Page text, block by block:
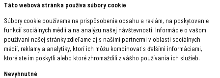
Táto webová stránka používa súbory cookie
Súbory cookie používame na prispôsobenie obsahu a reklám, na poskytovanie
funkcií sociálnych médií a na analýzu našej návštevnosti. Informácie o vašom
používaní našej stránky zdieľame aj s našimi partnermi v oblasti sociálnych
médií, reklamy a analytiky, ktorí ich môžu kombinovať s ďalšími informáciami,
ktoré ste im poskytli alebo ktoré zhromaždili z vášho používania ich služieb.
Nevyhnutné